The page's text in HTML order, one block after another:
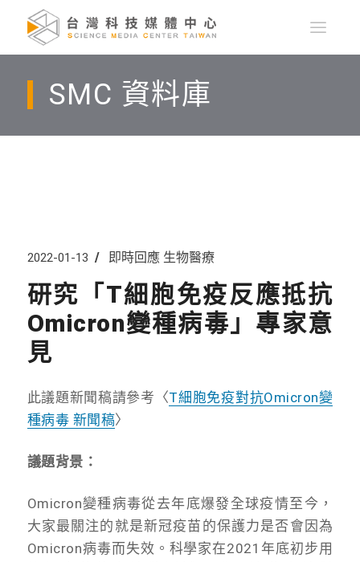
SMC 資料庫
2022-01-13 即時回應 生物醫療
研究「T細胞免疫反應抵抗
Omicron變種病毒」專家意
見
此議題新聞稿請參考〈T細胞免疫對抗Omicron變
種病毒 新聞稿〉
議題背景：
Omicron變種病毒從去年底爆發全球疫情至今，
大家最關注的就是新冠疫苗的保護力是否會因為
Omicron病毒而失效。科學家在2021年底初步用